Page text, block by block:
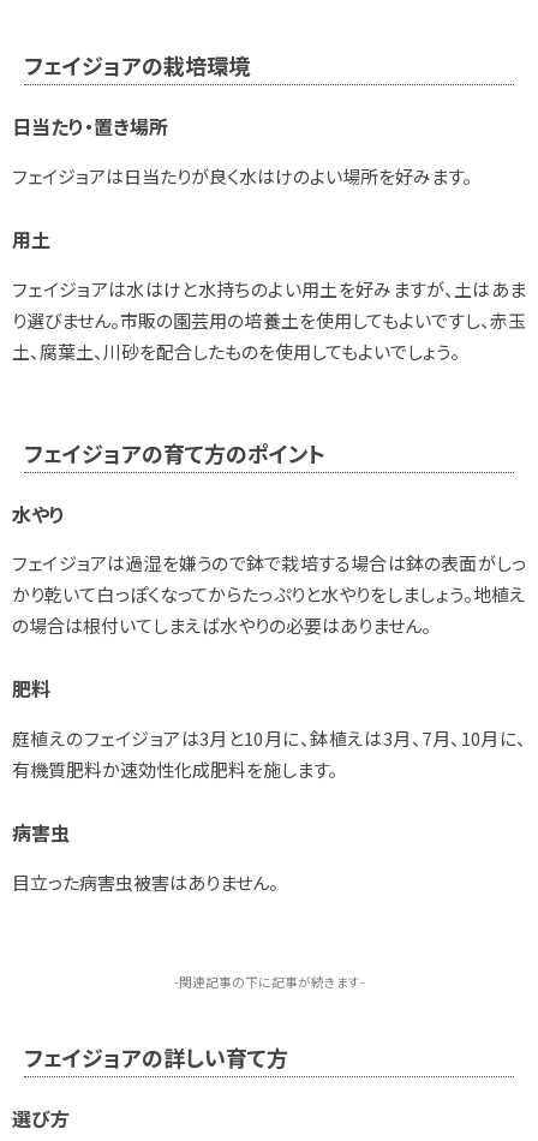
フェイジョアの栽培環境
日当たり・置き場所
フェイジョアは日当たりが良く水はけのよい場所を好みます。
用土
フェイジョアは水はけと水持ちのよい用土を好みますが、土はあま
り選びません。市販の園芸用の培養土を使用してもよいですし、赤玉
土、腐葉土、川砂を配合したものを使用してもよいでしょう。
フェイジョアの育て方のポイント
水やり
フェイジョアは過湿を嫌うので鉢で栽培する場合は鉢の表面がしっ
かり乾いて白っぽくなってからたっぷりと水やりをしましょう。地植え
の場合は根付いてしまえば水やりの必要はありません。
肥料
庭植えのフェイジョアは3月と10月に、鉢植えは3月、7月、10月に、
有機質肥料か速効性化成肥料を施します。
病害虫
目立った病害虫被害はありません。
-関連記事の下に記事が続きます-
フェイジョアの詳しい育て方
選び方